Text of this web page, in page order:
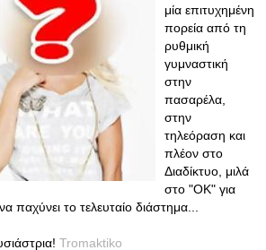
μία επιτυχημένη
πορεία από τη
ρυθμική
γυμναστική
στην
πασαρέλα,
στην
τηλεόραση και
πλέον στο
Διαδίκτυο, μιλά
στο "ΟΚ" για
παχύνει το τελευταίο διάστημα...
Tromaktiko